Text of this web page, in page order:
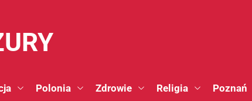
Polonia Zdrowie Religia Poznań